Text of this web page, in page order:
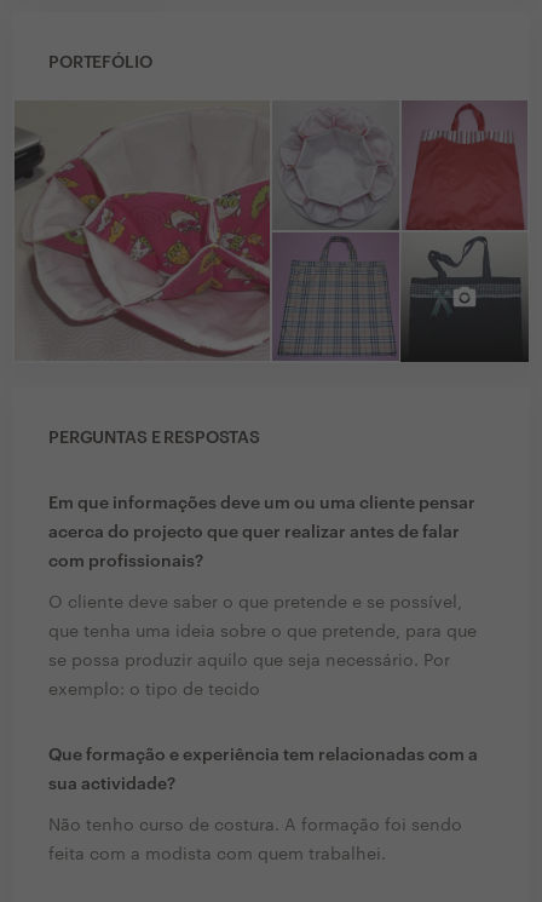
PORTEFÓLIO
PERGUNTAS E RESPOSTAS
Em que informações deve um ou uma cliente pensar
acerca do projecto que quer realizar antes de falar
com profissionais?
O cliente deve saber o que pretende e se possível,
que tenha uma ideia sobre o que pretende, para que
se possa produzir aquilo que seja necessário. Por
exemplo: o tipo de tecido
Que formação e experiência tem relacionadas com a
sua actividade?
Não tenho curso de costura. A formação foi sendo
feita com a modista com quem trabalhei.